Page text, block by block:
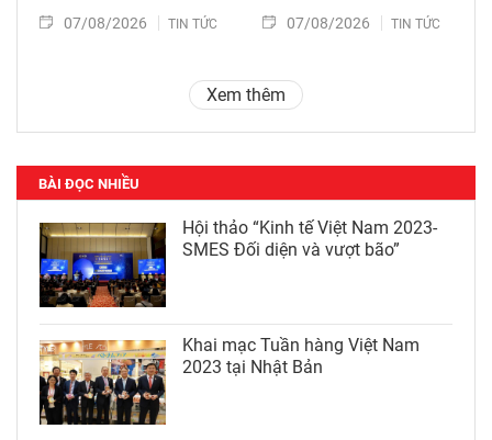
07/08/2026 TIN TỨC 07/08/2026 TIN TỨC
Xem thêm
BÀI ĐỌC NHIỀU
Hội thảo “Kinh tế Việt Nam 2023-
SMES Đối diện và vượt bão”
Khai mạc Tuần hàng Việt Nam
2023 tại Nhật Bản